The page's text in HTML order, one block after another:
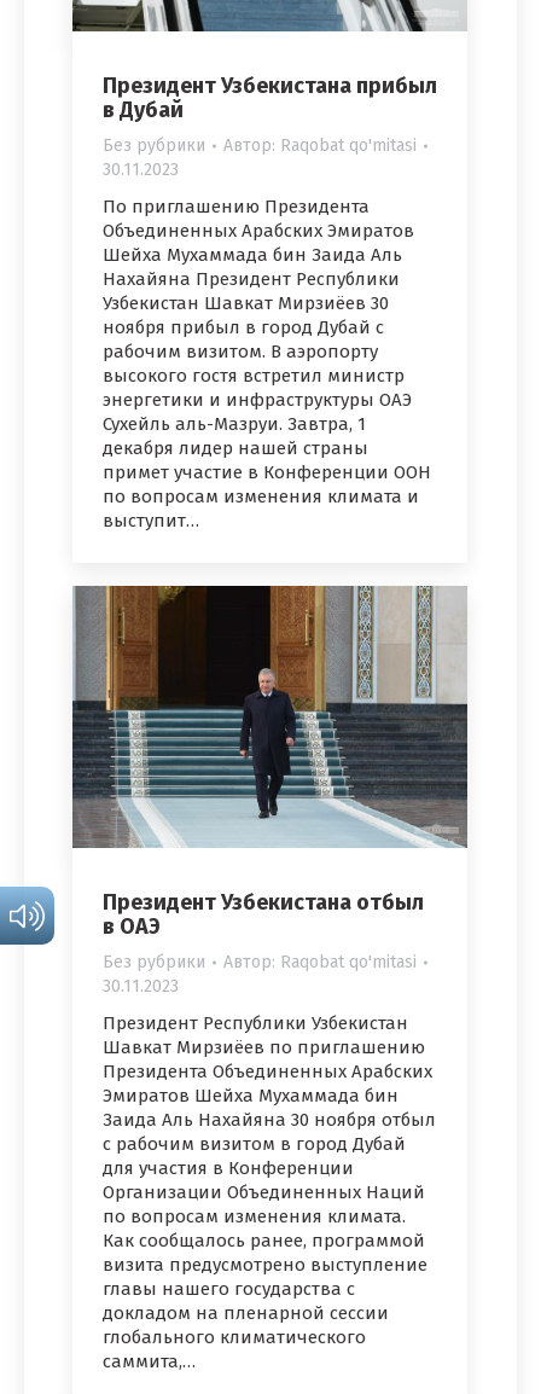
Президент Узбекистана прибыл
в Дубай
Без рубрики Автор: Raqobat qo'mitasi
30.11.2023
По приглашению Президента
Объединенных Арабских Эмиратов
Шейха Мухаммада бин Заида Аль
Нахайяна Президент Республики
Узбекистан Шавкат Мирзиёев 30
ноября прибыл в город Дубай с
рабочим визитом. В аэропорту
высокого гостя встретил министр
энергетики и инфраструктуры ОАЭ
Сухейль аль-Мазруи. Завтра, 1
декабря лидер нашей страны
примет участие в Конференции ООН
по вопросам изменения климата и
выступит…
Президент Узбекистана отбыл
в ОАЭ
Без рубрики Автор: Raqobat qo'mitasi
30.11.2023
Президент Республики Узбекистан
Шавкат Мирзиёев по приглашению
Президента Объединенных Арабских
Эмиратов Шейха Мухаммада бин
Заида Аль Нахайяна 30 ноября отбыл
с рабочим визитом в город Дубай
для участия в Конференции
Организации Объединенных Наций
по вопросам изменения климата.
Как сообщалось ранее, программой
визита предусмотрено выступление
главы нашего государства с
докладом на пленарной сессии
глобального климатического
саммита,…